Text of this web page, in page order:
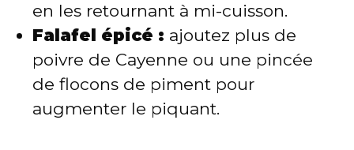
en les retournant à mi-cuisson.
Falafel épicé : ajoutez plus de
poivre de Cayenne ou une pincée
de flocons de piment pour
augmenter le piquant.